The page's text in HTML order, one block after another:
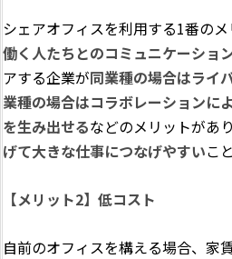
シェアオフィスを利用する1番のメ
働く人たちとのコミュニケーショ
アする企業が同業種の場合はライ
業種の場合はコラボレーションに
を生み出せるなどのメリットがあり
げて大きな仕事につなげやすいこ
【メリット2】低コスト
自前のオフィスを構える場合、家